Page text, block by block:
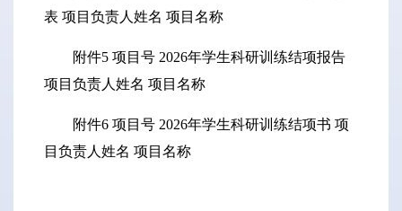
表 项目负责人姓名 项目名称
附件5 项目号 2026年学生科研训练结项报告
项目负责人姓名 项目名称
附件6 项目号 2026年学生科研训练结项书 项
目负责人姓名 项目名称